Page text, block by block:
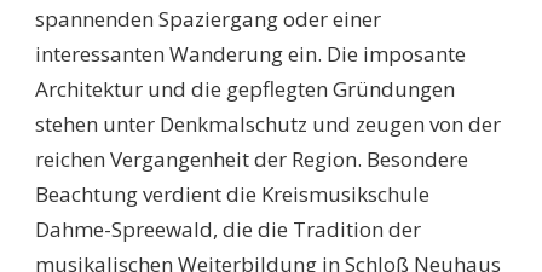
spannenden Spaziergang oder einer
interessanten Wanderung ein. Die imposante
Architektur und die gepflegten Gründungen
stehen unter Denkmalschutz und zeugen von der
reichen Vergangenheit der Region. Besondere
Beachtung verdient die Kreismusikschule
Dahme-Spreewald, die die Tradition der
musikalischen Weiterbildung in Schloß Neuhaus